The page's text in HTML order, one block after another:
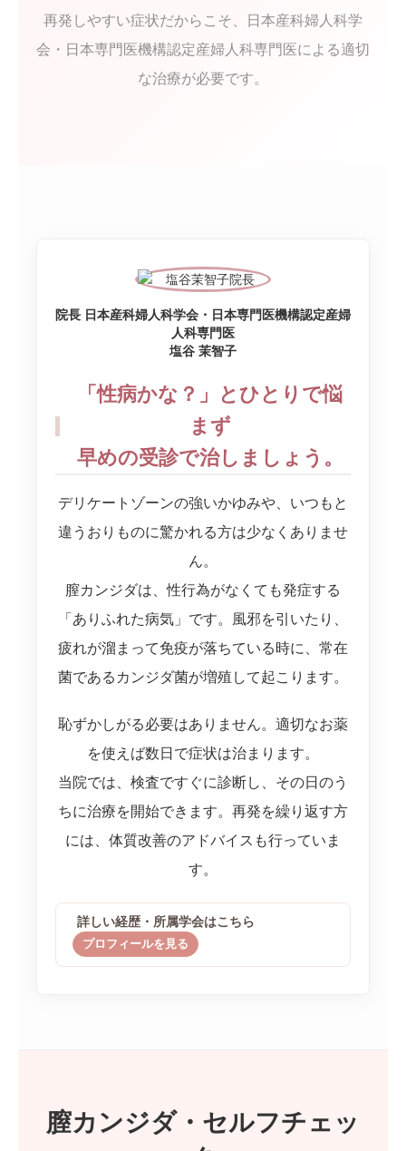
再発しやすい症状だからこそ、日本産科婦人科学
会・日本専門医機構認定産婦人科専門医による適切
な治療が必要です。
院長 日本産科婦人科学会・日本専門医機構認定産婦
人科専門医
塩谷 茉智子
「性病かな？」とひとりで悩
まず
早めの受診で治しましょう。
デリケートゾーンの強いかゆみや、いつもと
違うおりものに驚かれる方は少なくありませ
ん。
膣カンジダは、性行為がなくても発症する
「ありふれた病気」です。風邪を引いたり、
疲れが溜まって免疫が落ちている時に、常在
菌であるカンジダ菌が増殖して起こります。
恥ずかしがる必要はありません。適切なお薬
を使えば数日で症状は治まります。
当院では、検査ですぐに診断し、その日のう
ちに治療を開始できます。再発を繰り返す方
には、体質改善のアドバイスも行っていま
す。
詳しい経歴・所属学会はこちら
プロフィールを見る
膣カンジダ・セルフチェッ
メディカルダイエット